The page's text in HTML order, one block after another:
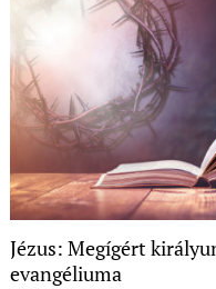
Jézus: Megígért
evangéliuma